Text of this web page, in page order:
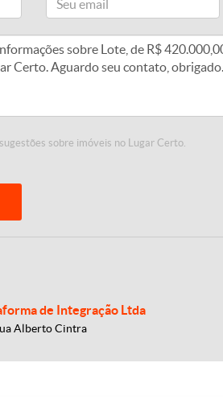
sobre imóveis no Lugar Certo.
de Integração Ltda
Alberto Cintra